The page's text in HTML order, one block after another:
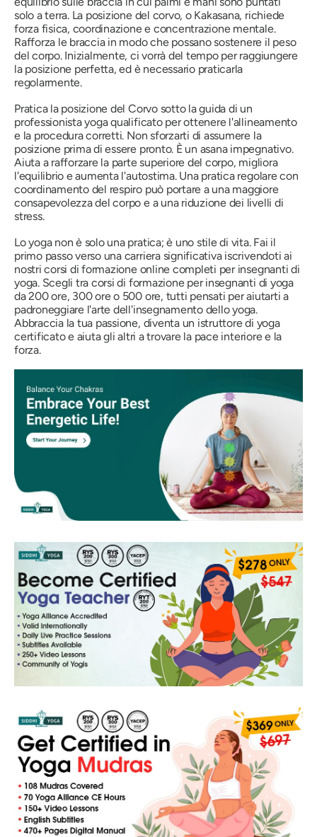
solo a terra. La posizione del corvo, o Kakasana, richiede
forza fisica, coordinazione e concentrazione mentale.
Rafforza le braccia in modo che possano sostenere il peso
del corpo. Inizialmente, ci vorrà del tempo per raggiungere
la posizione perfetta, ed è necessario praticarla
regolarmente.
Pratica la posizione del Corvo sotto la guida di un
professionista yoga qualificato per ottenere l'allineamento
e la procedura corretti. Non sforzarti di assumere la
posizione prima di essere pronto. È un asana impegnativo.
Aiuta a rafforzare la parte superiore del corpo, migliora
l'equilibrio e aumenta l'autostima. Una pratica regolare con
coordinamento del respiro può portare a una maggiore
consapevolezza del corpo e a una riduzione dei livelli di
stress.
Lo yoga non è solo una pratica; è uno stile di vita. Fai il
primo passo verso una carriera significativa iscrivendoti ai
nostri corsi di formazione online completi per insegnanti di
yoga. Scegli tra corsi di formazione per insegnanti di yoga
da 200 ore, 300 ore o 500 ore, tutti pensati per aiutarti a
padroneggiare l'arte dell'insegnamento dello yoga.
Abbraccia la tua passione, diventa un istruttore di yoga
certificato e aiuta gli altri a trovare la pace interiore e la
forza.